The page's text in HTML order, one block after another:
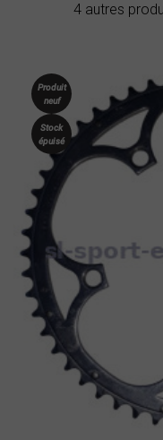
4 autres
Produit
neuf
Stock
épuisé